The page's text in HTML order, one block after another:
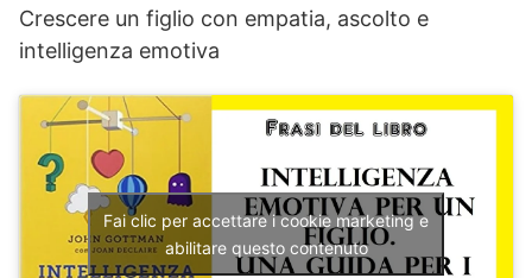
Crescere un figlio con empatia, ascolto e
intelligenza emotiva
Fai clic per accettare i cookie marketing e
abilitare questo contenuto